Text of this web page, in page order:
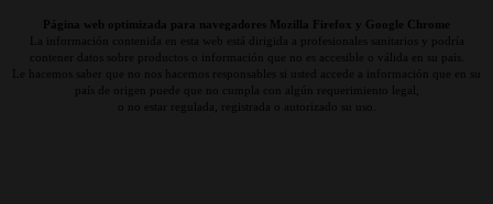
Página web optimizada para navegadores Mozilla Firefox y Google Chrome
La información contenida en esta web está dirigida a profesionales sanitarios y podría
contener datos sobre productos o información que no es accesible o válida en su país.
Le hacemos saber que no nos hacemos responsables si usted accede a información que en su
país de origen puede que no cumpla con algún requerimiento legal,
o no estar regulada, registrada o autorizado su uso.